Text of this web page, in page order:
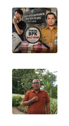
PERSONA
WAHANA
OTOMOTIF
WAHANA
HEALTH
WAHANA